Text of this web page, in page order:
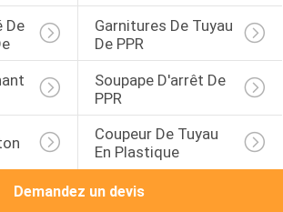
De
Garnitures De Tuyau
De PPR
Soupape D'arrêt De
PPR
Coupeur De Tuyau
En Plastique
Demandez un devis